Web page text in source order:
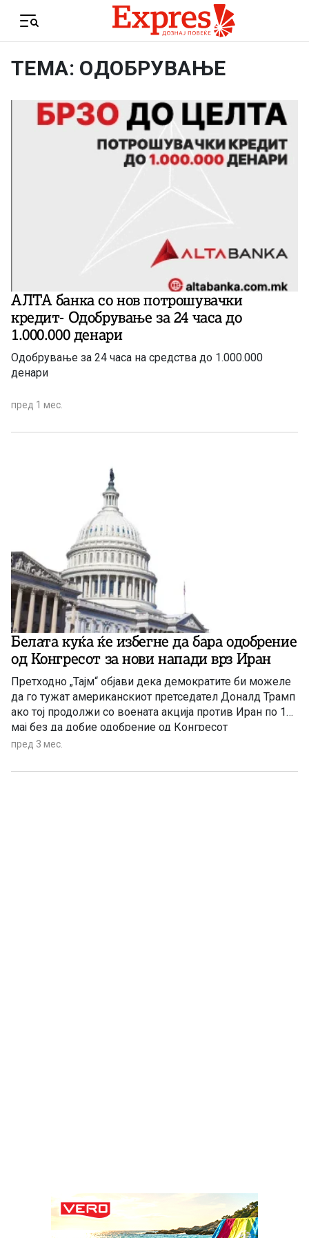
Menu
ТЕМА: ОДОБРУВАЊЕ
АЛТА банка со нов потрошувачки
кредит- Одобрување за 24 часа до
1.000.000 денари
Одобрување за 24 часа на средства до 1.000.000
денари
пред 1 мес.
Белата куќа ќе избегне да бара одобрение
од Конгресот за нови напади врз Иран
Претходно „Тајм“ објави дека демократите би можеле
да го тужат американскиот претседател Доналд Трамп
ако тој продолжи со воената акција против Иран по 1
мај без да добие одобрение од Конгресот
пред 3 мес.